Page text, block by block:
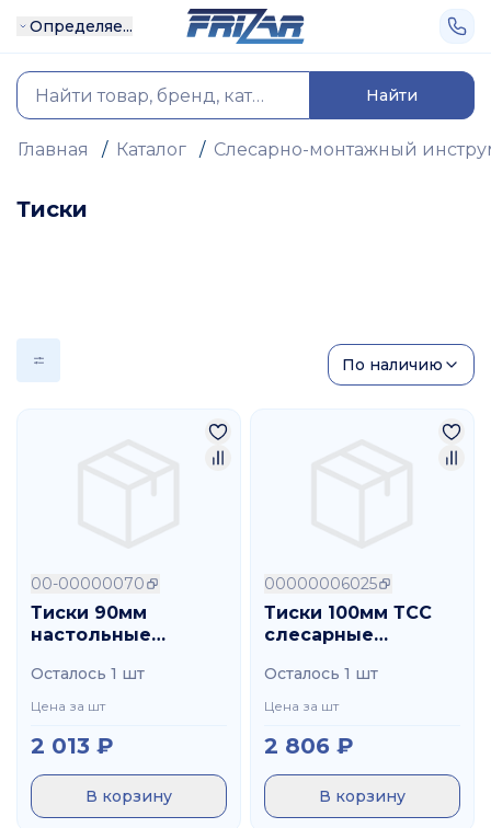
Определяе...
Найти
Главная / Каталог / Слесарно-монтажный
Тиски
По наличию
00-00000070
Тиски 90мм
настольные
струбциной CNIC
Осталось 1 шт
Цена за шт
2 013 ₽
В корзину
00000006025
Тиски 100мм ТСС
слесарные
Осталось 1 шт
Цена за шт
2 806 ₽
В корзину